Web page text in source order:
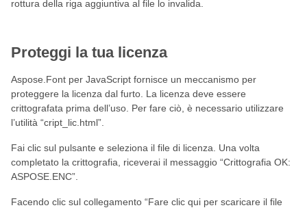
rottura della riga aggiuntiva al file lo invalida.
Proteggi la tua licenza
Aspose.Font per JavaScript fornisce un meccanismo per
proteggere la licenza dal furto. La licenza deve essere
crittografata prima dell’uso. Per fare ciò, è necessario utilizzare
l’utilità “cript_lic.html”.
Fai clic sul pulsante e seleziona il file di licenza. Una volta
completato la crittografia, riceverai il messaggio “Crittografia OK:
ASPOSE.ENC”.
Facendo clic sul collegamento “Fare clic qui per scaricare il file